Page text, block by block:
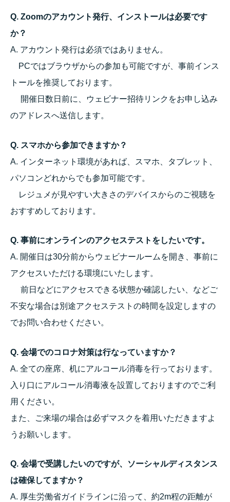
Q. Zoomのアカウント発行、インストールは必要です
か？
A. アカウント発行は必須ではありません。
PCではブラウザからの参加も可能ですが、事前インス
トールを推奨しております。
開催日数日前に、ウェビナー招待リンクをお申し込み
のアドレスへ送信します。
Q. スマホから参加できますか？
A. インターネット環境があれば、スマホ、タブレット、
パソコンどれからでも参加可能です。
レジュメが見やすい大きさのデバイスからのご視聴を
おすすめしております。
Q. 事前にオンラインのアクセステストをしたいです。
A. 開催日は30分前からウェビナールームを開き、事前に
アクセスいただける環境にいたします。
前日などにアクセスできる状態か確認したい、などご
不安な場合は別途アクセステストの時間を設定しますの
でお問い合わせください。
Q. 会場でのコロナ対策は行なっていますか？
A. 全ての座席、机にアルコール消毒を行っております。
入り口にアルコール消毒液を設置しておりますのでご利
用ください。
また、ご来場の場合は必ずマスクを着用いただきますよ
うお願いします。
Q. 会場で受講したいのですが、ソーシャルディスタンス
は確保してますか？
A. 厚生労働省ガイドラインに沿って、約2m程の距離が